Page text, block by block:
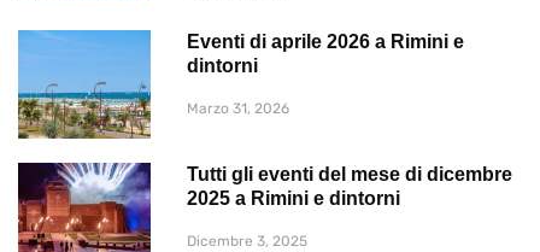
Eventi di aprile 2026 a Rimini e
dintorni
Marzo 31, 2026
Tutti gli eventi del mese di dicembre
2025 a Rimini e dintorni
Dicembre 3, 2025